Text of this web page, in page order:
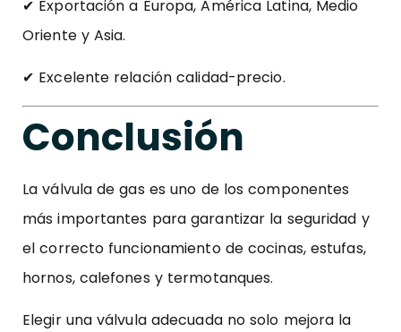
✔ Exportación a Europa, América Latina, Medio
Oriente y Asia.
✔ Excelente relación calidad-precio.
Conclusión
La válvula de gas es uno de los componentes
más importantes para garantizar la seguridad y
el correcto funcionamiento de cocinas, estufas,
hornos, calefones y termotanques.
Elegir una válvula adecuada no solo mejora la